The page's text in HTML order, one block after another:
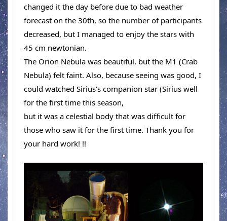
changed it the day before due to bad weather
forecast on the 30th, so the number of participants
decreased, but I managed to enjoy the stars with
45 cm newtonian.
The Orion Nebula was beautiful, but the M1 (Crab
Nebula) felt faint. Also, because seeing was good, I
could watched Sirius’s companion star (Sirius well
for the first time this season,
but it was a celestial body that was difficult for
those who saw it for the first time. Thank you for
your hard work! !!